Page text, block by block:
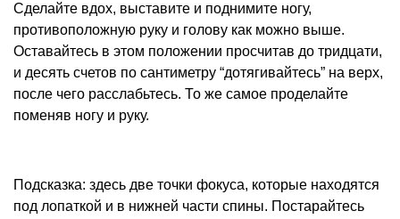
Сделайте вдох, выставите и поднимите ногу,
противоположную руку и голову как можно выше.
Оставайтесь в этом положении просчитав до тридцати,
и десять счетов по сантиметру “дотягивайтесь” на верх,
после чего расслабьтесь. То же самое проделайте
поменяв ногу и руку.
Подсказка: здесь две точки фокуса, которые находятся
под лопаткой и в нижней части спины. Постарайтесь